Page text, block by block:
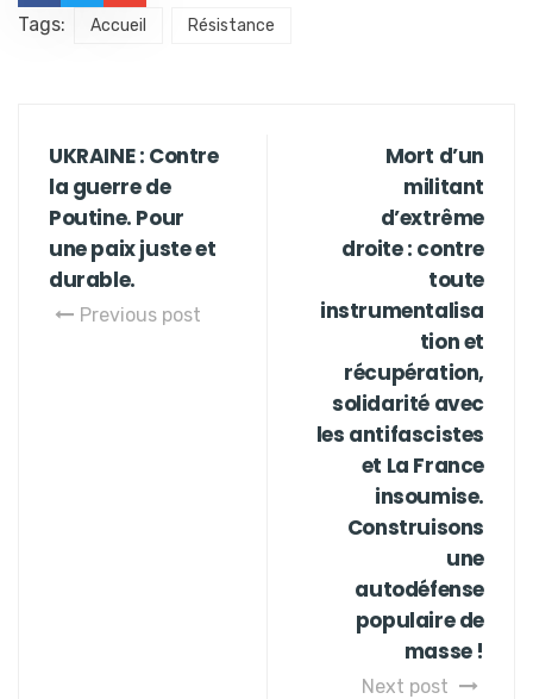
Tags: Accueil Résistance
UKRAINE : Contre
la guerre de
Poutine. Pour
une paix juste et
durable.
Previous post
Mort d’un
militant
d’extrême
droite : contre
toute
instrumentalisa
tion et
récupération,
solidarité avec
les antifascistes
et La France
insoumise.
Construisons
une
autodéfense
populaire de
masse !
Next post